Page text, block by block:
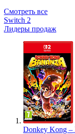
Смотреть все
Switch 2
Лидеры продаж
Donkey Kong –